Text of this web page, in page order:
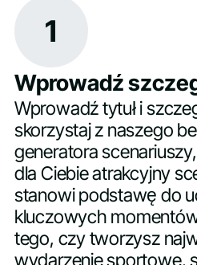
1
Wprowadź
Wprowadź tytuł i
skorzystaj z naszego
generatora
dla Ciebie atrakcyjny
stanowi podstawę do
kluczowych
tego, czy tworzysz